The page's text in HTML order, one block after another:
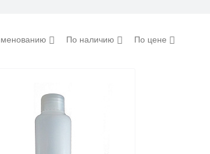
По наличию По цене